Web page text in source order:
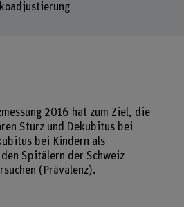
2016 hat zum Ziel, die
Sturz und Dekubitus bei
bei Kindern als
Spitälern der Schweiz
(Prävalenz).